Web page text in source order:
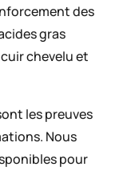
des
gras
chevelu et
les preuves
Nous
pour